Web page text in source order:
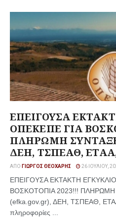
ΕΠΕΙΓΟΥΣΑ
ΟΠΕΚΕΠΕ ΓΙΑ
ΠΛΗΡΩΜΗ
ΔΕΗ, ΤΣΠΕΑΘ,
ΑΠΌ ΓΙΏΡΓΟΣ ΘΕΟΧΆΡΗΣ 26 ΙΟΥΛΊΟΥ,
ΕΠΕΙΓΟΥΣΑ ΕΚΤΑΚΤΗ
ΒΟΣΚΟΤΟΠΙΑ 2023!!!
(efka.gov.gr), ΔΕΗ, ΤΣΠΕΑΘ,
πληροφορίες ...